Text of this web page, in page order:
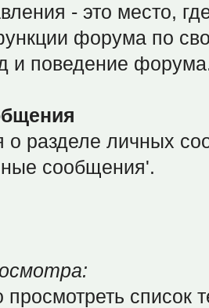
- это место,
форума по
и поведение
разделе личных
сообщения'.
список